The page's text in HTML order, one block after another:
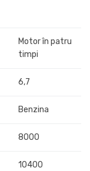
Motor în patru
timpi
6,7
Benzina
8000
10400